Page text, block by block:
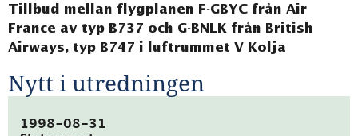
Tillbud mellan flygplanen F-GBYC från Air
France av typ B737 och G-BNLK från British
Airways, typ B747 i luftrummet V Kolja
Nytt i utredningen
1998-08-31